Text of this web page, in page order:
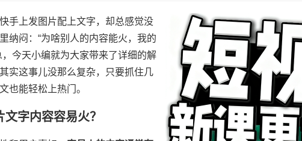
手上发图片配上文字，却总感觉没
纳闷：“为啥别人的内容能火，我的
，今天小编就为大家带来了详细的解
实这事儿没那么复杂，只要抓住几
也能轻松上热门。
字内容容易火？